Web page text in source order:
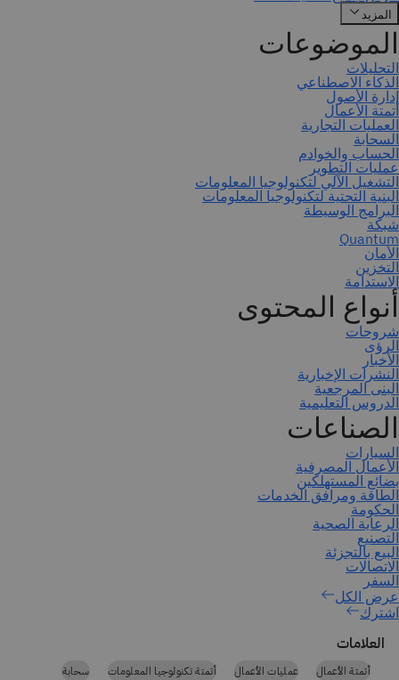
اشترك
العلامات
أتمتة الأعمال عمليات الأعمال أتمتة تكنولوجيا المعلومات سحابة